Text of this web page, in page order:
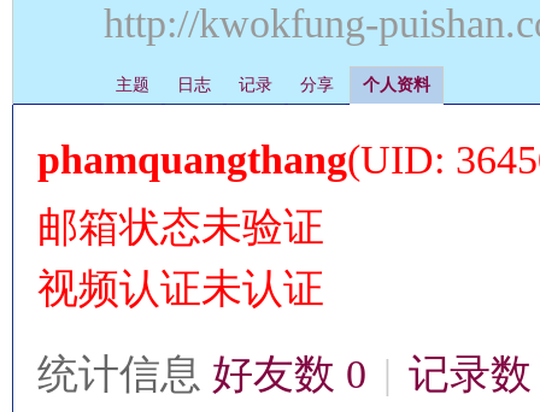
http://kwokfung-
主题 日志 记录 分享 个人资料
phamquangthang(UID:
邮箱状态未验证
视频认证未认证
统计信息 好友数 0 | 记录数